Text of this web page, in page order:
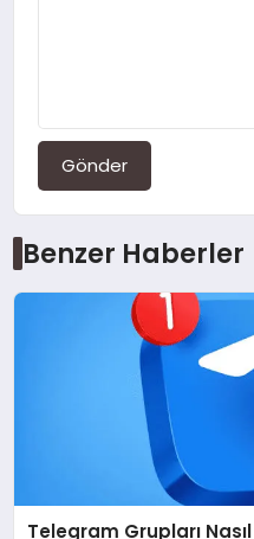
Gönder
Benzer Haberler
Telegram Grupları